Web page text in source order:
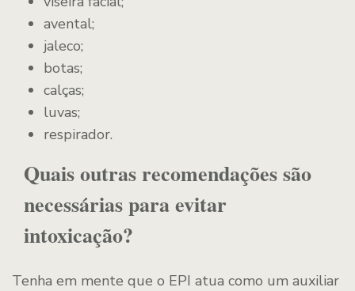
avental;
jaleco;
botas;
calças;
luvas;
respirador.
Quais outras recomendações são
necessárias para evitar
intoxicação?
Tenha em mente que o EPI atua como um auxiliar